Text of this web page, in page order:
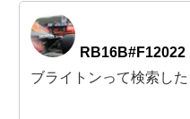
RB16B#F12022
ブライトンって検索し